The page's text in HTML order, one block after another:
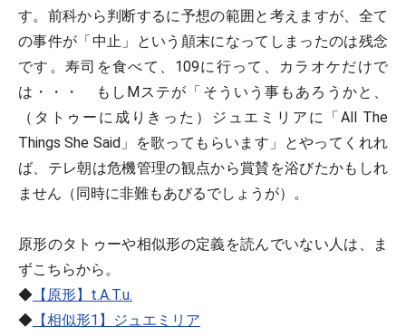
す。前科から判断するに予想の範囲と考えますが、全て
の事件が「中止」という顛末になってしまったのは残念
です。寿司を食べて、109に行って、カラオケだけで
は・・・ もしMステが「そういう事もあろうかと、
（タトゥーに成りきった）ジュエミリアに「All The
Things She Said」を歌ってもらいます」とやってくれれ
ば、テレ朝は危機管理の観点から賞賛を浴びたかもしれ
ません（同時に非難もあびるでしょうが）。
原形のタトゥーや相似形の定義を読んでいない人は、ま
ずこちらから。
◆ 【原形】t.A.T.u.
◆ 【相似形1】ジュエミリア